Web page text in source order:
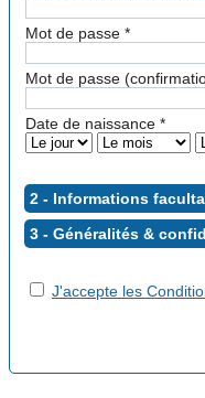
Mot de passe *
Mot de passe
Date de naissance *
2 - Informations
3 - Généralités &
J'accepte les